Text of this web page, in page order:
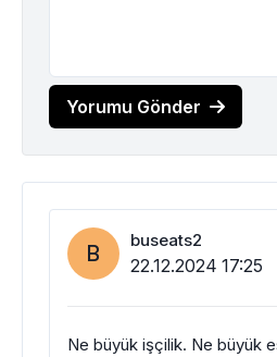
Yorumu Gönder
B buseats2
22.12.2024 17:25
Ne büyük işçilik. Ne büyük